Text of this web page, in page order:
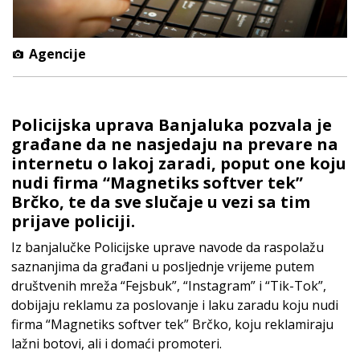
Agencije
Policijska uprava Banjaluka pozvala je
građane da ne nasjedaju na prevare na
internetu o lakoj zaradi, poput one koju
nudi firma “Magnetiks softver tek”
Brčko, te da sve slučaje u vezi sa tim
prijave policiji.
Iz banjalučke Policijske uprave navode da raspolažu
saznanjima da građani u posljednje vrijeme putem
društvenih mreža “Fejsbuk”, “Instagram” i “Tik-Tok”,
dobijaju reklamu za poslovanje i laku zaradu koju nudi
firma “Magnetiks softver tek” Brčko, koju reklamiraju
lažni botovi, ali i domaći promoteri.